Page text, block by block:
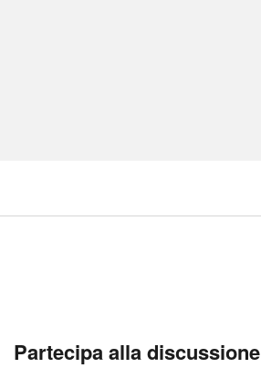
Partecipa alla discussione